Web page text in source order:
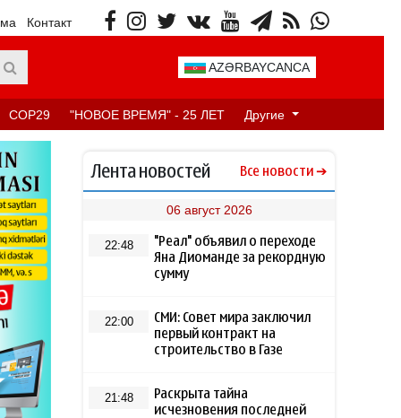
Контакт
AZƏRBAYCANCA
COP29 "НОВОЕ ВРЕМЯ" - 25 ЛЕТ Другие
Лента новостей Все новости
06 август 2026
22:48
"Реал" объявил о переходе
Яна Диоманде за рекордную
сумму
22:00
СМИ: Совет мира заключил
первый контракт на
строительство в Газе
21:48
Раскрыта тайна
исчезновения последней